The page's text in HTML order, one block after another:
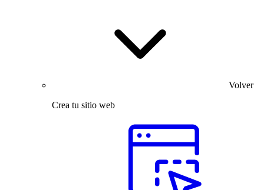
Volver
Crea tu sitio web